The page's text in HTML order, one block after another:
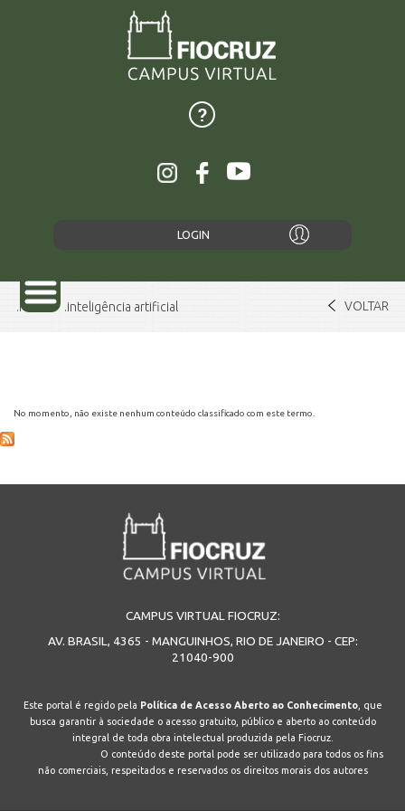
LOGIN
ALUNOS
Home inteligência artificial VOLTAR
No momento, não existe nenhum conteúdo classificado com este termo.
CAMPUS VIRTUAL FIOCRUZ:
AV. BRASIL, 4365 - MANGUINHOS, RIO DE JANEIRO - CEP:
21040-900
Este portal é regido pela Política de Acesso Aberto ao Conhecimento, que
busca garantir à sociedade o acesso gratuito, público e aberto ao conteúdo
integral de toda obra intelectual produzida pela Fiocruz.
O conteúdo deste portal pode ser utilizado para todos os fins
não comerciais, respeitados e reservados os direitos morais dos autores